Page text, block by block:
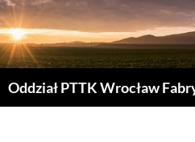
Przejdź
do
treści
Oddział PTTK Wrocław